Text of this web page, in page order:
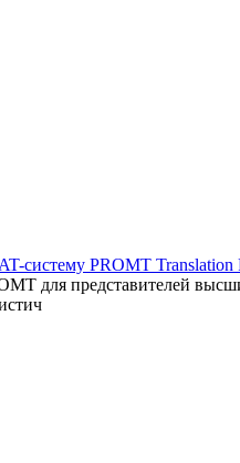
систему PROMT Translation
для представителей